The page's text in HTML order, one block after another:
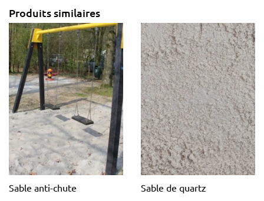
Produits similaires
Sable anti-chute
Sable de quartz